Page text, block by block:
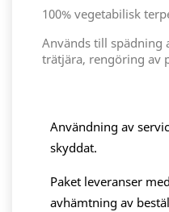
100% vegetabilisk
Används till spädning
trätjära, rengöring av
Användning av
skyddat.
Paket leveranser
avhämtning av